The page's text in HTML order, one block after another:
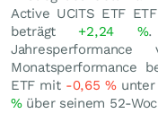
Active UCITS ETF
beträgt +2,24 %.
Monatsperformance
ETF mit -0,65 %unter
%über seinem 52-